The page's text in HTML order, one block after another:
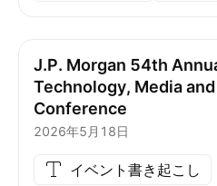
J.P. Morgan 54th
Technology, Media
Conference
2026年5月18日
イベント書き起こし